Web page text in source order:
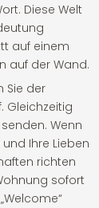
Diese Welt
auf einem
auf der Wand.
Sie der
Gleichzeitig
Wenn
Ihre Lieben
richten
sofort